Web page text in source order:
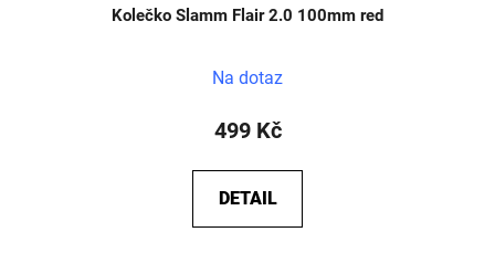
Kolečko Slamm Flair 2.0 100mm red
Na dotaz
499 Kč
DETAIL